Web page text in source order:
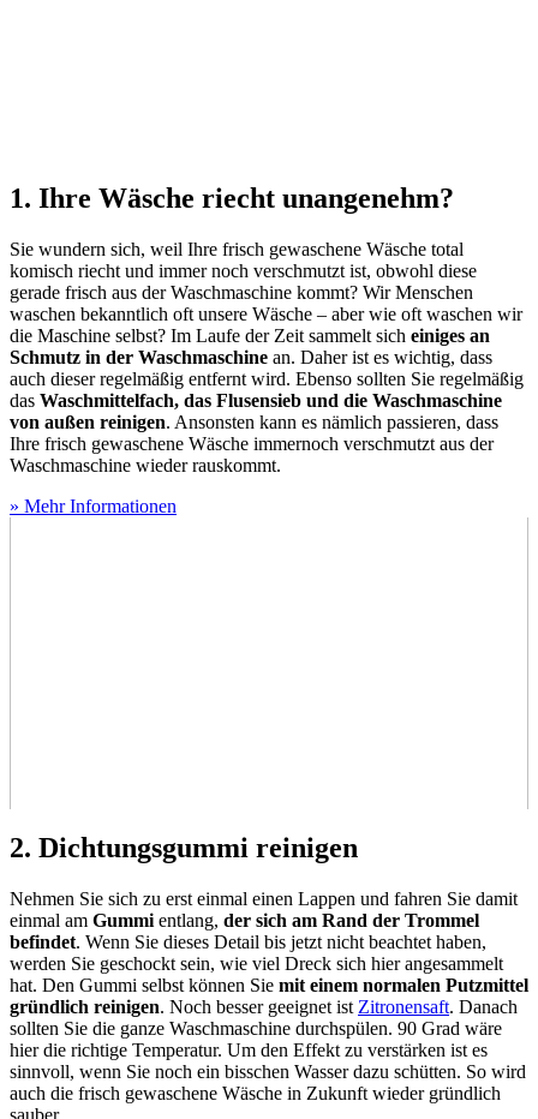
1. Ihre Wäsche riecht unangenehm?
Sie wundern sich, weil Ihre frisch gewaschene Wäsche total
komisch riecht und immer noch verschmutzt ist, obwohl diese
gerade frisch aus der Waschmaschine kommt? Wir Menschen
waschen bekanntlich oft unsere Wäsche – aber wie oft waschen wir
die Maschine selbst? Im Laufe der Zeit sammelt sich einiges an
Schmutz in der Waschmaschine an. Daher ist es wichtig, dass
auch dieser regelmäßig entfernt wird. Ebenso sollten Sie regelmäßig
das Waschmittelfach, das Flusensieb und die Waschmaschine
von außen reinigen. Ansonsten kann es nämlich passieren, dass
Ihre frisch gewaschene Wäsche immernoch verschmutzt aus der
Waschmaschine wieder rauskommt.
» Mehr Informationen
2. Dichtungsgummi reinigen
Nehmen Sie sich zu erst einmal einen Lappen und fahren Sie damit
einmal am Gummi entlang, der sich am Rand der Trommel
befindet. Wenn Sie dieses Detail bis jetzt nicht beachtet haben,
werden Sie geschockt sein, wie viel Dreck sich hier angesammelt
hat. Den Gummi selbst können Sie mit einem normalen Putzmittel
gründlich reinigen. Noch besser geeignet ist Zitronensaft. Danach
sollten Sie die ganze Waschmaschine durchspülen. 90 Grad wäre
hier die richtige Temperatur. Um den Effekt zu verstärken ist es
sinnvoll, wenn Sie noch ein bisschen Wasser dazu schütten. So wird
auch die frisch gewaschene Wäsche in Zukunft wieder gründlich